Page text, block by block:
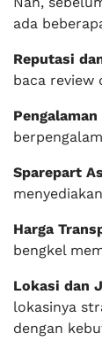
ada
Reputasi
baca review
Sparepart
Harga
bengkel
Lokasi dan
lokasinya
dengan